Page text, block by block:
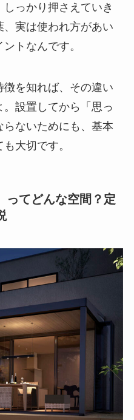
っかり押さえていき
、実は使われ方があい
トなんです。
を知れば、その違い
設置してから「思っ
ないためにも、基本
大切です。
ってどんな空間？定